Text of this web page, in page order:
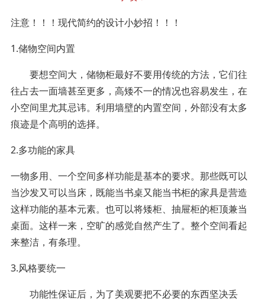
注意！！！现代简约的设计小妙招！！！
1.储物空间内置
要想空间大，储物柜最好不要用传统的方法，它们往
往占去一面墙甚至更多，高矮不一的情况也容易发生，在
小空间里尤其忌讳。利用墙壁的内置空间，外部没有太多
痕迹是个高明的选择。
2.多功能的家具
一物多用、一个空间多样功能是基本的要求。那些既可以
当沙发又可以当床，既能当书桌又能当书柜的家具是营造
这样功能的基本元素。也可以将矮柜、抽屉柜的柜顶兼当
桌面。这样一来，空旷的感觉自然产生了。整个空间看起
来整洁，有条理。
3.风格要统一
功能性保证后，为了美观要把不必要的东西坚决丢